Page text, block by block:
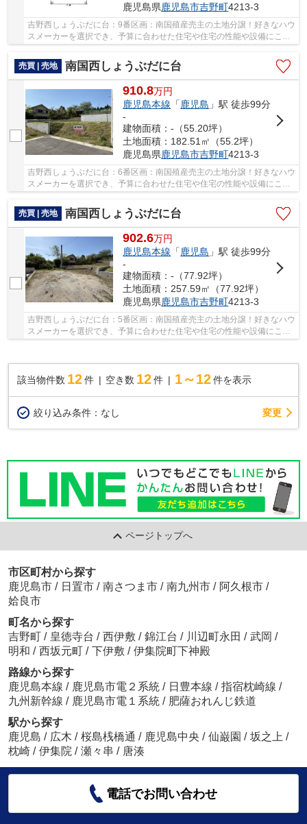
鹿児島県鹿児島市吉野町4213-3
吉野西しょうぶだに台：9番区画：南国殖産売主の土地分譲！好きなハウ
スメーカーを選択でき、予算に合わせた住宅や住宅の性能や設備にこだ
売買 | 売地
南国西しょうぶだに台
910.8万円
鹿児島本線 「 鹿児島 」駅 徒歩99分
-
建物面積：-（55.20坪）
土地面積：182.51㎡（55.2坪）
鹿児島県鹿児島市吉野町4213-3
吉野西しょうぶだに台：6番区画：南国殖産売主の土地分譲！好きなハウ
スメーカーを選択でき、予算に合わせた住宅や住宅の性能や設備にこだ
われるデザイン、間取りを自由に設計できる建...
売買 | 売地
南国西しょうぶだに台
902.6万円
鹿児島本線 「 鹿児島 」駅 徒歩99分
-
建物面積：-（77.92坪）
土地面積：257.59㎡（77.92坪）
鹿児島県鹿児島市吉野町4213-3
吉野西しょうぶだに台：5番区画：南国殖産売主の土地分譲！好きなハウ
スメーカーを選択でき、予算に合わせた住宅や住宅の性能や設備にこだ
われるデザイン、間取りを自由に設計できる建...
該当物件数 12件 空き数 12 件 1～12 件を表示
絞り込み条件： なし 変更
ページトップへ
市区町村から探す
鹿児島市 / 日置市 / 南さつま市 / 南九州市 / 阿久根市 /
姶良市
町名から探す
吉野町 / 皇徳寺台 / 西伊敷 / 錦江台 / 川辺町永田 / 武岡 /
明和 / 西坂元町 / 下伊敷 / 伊集院町下神殿
路線から探す
鹿児島本線 / 鹿児島市電２系統 / 日豊本線 / 指宿枕崎線 /
九州新幹線 / 鹿児島市電１系統 / 肥薩おれんじ鉄道
駅から探す
鹿児島 / 広木 / 桜島桟橋通 / 鹿児島中央 / 仙巌園 / 坂之上 /
枕崎 / 伊集院 / 瀬々串 / 唐湊
電話でお問い合わせ